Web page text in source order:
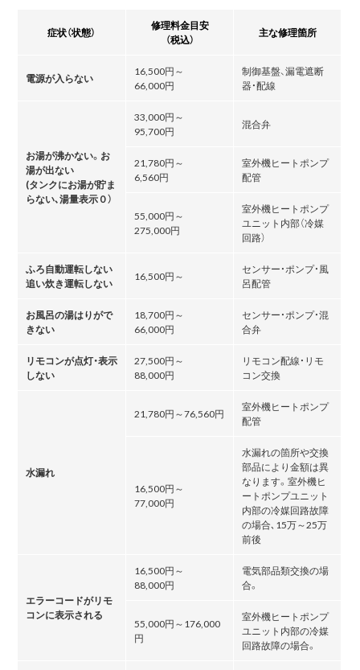
症状（状態）
修理料金目安
（税込）
主な修理箇所
電源が入らない
16,500円～
66,000円
制御基盤、漏電遮断
器・配線
お湯が沸かない。お
湯が出ない
(タンクにお湯が貯ま
らない､湯量表示０）
33,000円～
95,700円
混合弁
21,780円～
6,560円
室外機ヒートポンプ
配管
55,000円～
275,000円
室外機ヒートポンプ
ユニット内部（冷媒
回路）
ふろ自動運転しない
追い炊き運転しない
16,500円～
センサー・ポンプ・風
呂配管
お風呂の湯はりがで
きない
18,700円～
66,000円
センサー・ポンプ・混
合弁
リモコンが点灯・表示
しない
27,500円～
88,000円
リモコン配線・リモ
コン交換
水漏れ
21,780円～76,560円
室外機ヒートポンプ
配管
16,500円～
77,000円
水漏れの箇所や交換
部品により金額は異
なります。室外機ヒ
ートポンプユニット
内部の冷媒回路故障
の場合､15万～25万
前後
エラーコードがリモ
コンに表示される
16,500円～
88,000円
電気部品類交換の場
合。
55,000円～176,000
円
室外機ヒートポンプ
ユニット内部の冷媒
回路故障の場合。